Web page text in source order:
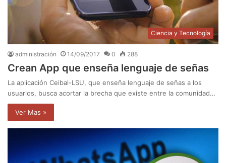
Ciencia y Tecnología
administración 14/09/2017 0 288
Crean App que enseña lenguaje de señas
La aplicación Ceibal-LSU, que enseña lenguaje de señas a los
usuarios, busca acortar la brecha que existe entre la comunidad…
Ver Mas »